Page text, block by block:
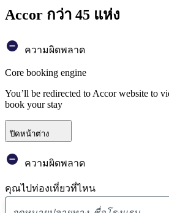
Accor กว่า 45 แห่ง
ความผิดพลาด
Core booking engine
You’ll be redirected to Accor website to
book your stay
ปิดหน้าต่าง
ความผิดพลาด
คุณไปท่องเที่ยวที่ไหน